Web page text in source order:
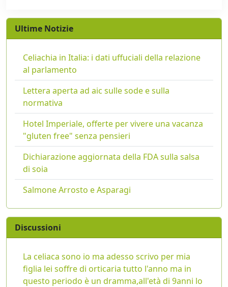
Ultime Notizie
Celiachia in Italia: i dati uffuciali della relazione
al parlamento
Lettera aperta ad aic sulle sode e sulla
normativa
Hotel Imperiale, offerte per vivere una vacanza
"gluten free" senza pensieri
Dichiarazione aggiornata della FDA sulla salsa
di soia
Salmone Arrosto e Asparagi
Discussioni
La celiaca sono io ma adesso scrivo per mia
figlia lei soffre di orticaria tutto l'anno ma in
questo periodo è un dramma,all'età di 9anni lo